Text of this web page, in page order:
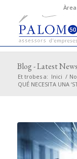
Blog - Latest News
Et trobes a: Inici /
QUÉ NECESITA UNA